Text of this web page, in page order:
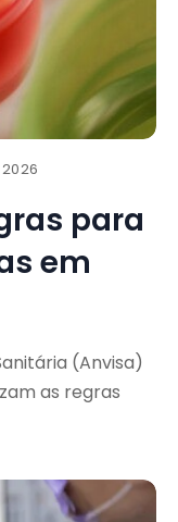
para
em
(Anvisa)
as regras